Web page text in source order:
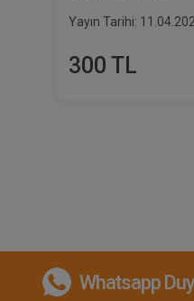
Yayın Tarihi:
300 TL
Whatsapp